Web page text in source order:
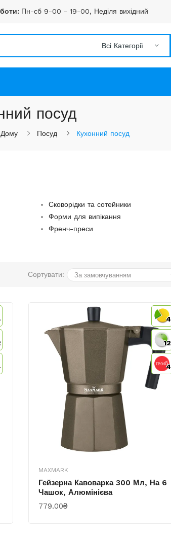
Пн-сб 9-00 - 19-00, Неділя вихідний
Всі Категорії
посуд
Посуд Кухонний посуд
Сковорідки та сотейники
Форми для випікання
Френч-преси
Сортувати:
4
12
4
MAXMARK
Гейзерна Кавоварка 300 Мл, На 6
Чашок, Алюмінієва
779.00₴
КУПИТИ